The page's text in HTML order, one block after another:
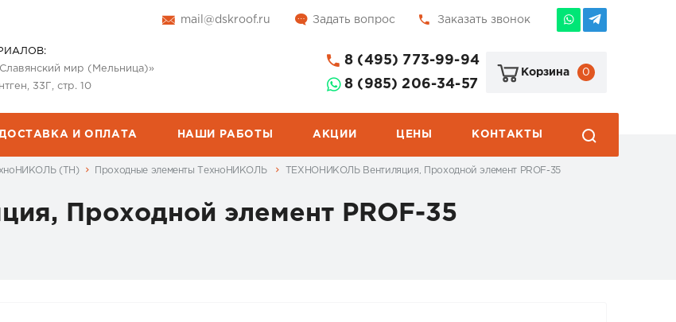
mail@dskroof.ru Задать вопрос Заказать звонок
мир (Мельница)»
33Г, стр. 10
8 (495) 773-99-94
8 (985) 206-34-57
Корзина 0
И ОПЛАТА НАШИ РАБОТЫ АКЦИИ ЦЕНЫ КОНТАКТЫ
(ТН) Проходные элементы ТехноНИКОЛЬ
ТЕХНОНИКОЛЬ Вентиляция, Проходной элемент PROF-35
Проходной элемент PROF-35